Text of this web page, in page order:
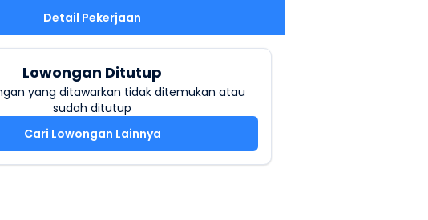
Detail Pekerjaan
Lowongan Ditutup
yang ditawarkan tidak ditemukan atau
sudah ditutup
Cari Lowongan Lainnya